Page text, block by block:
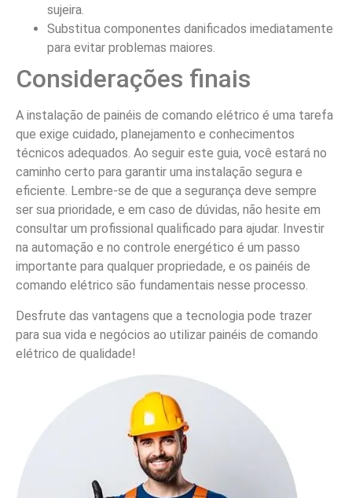
sujeira.
Substitua componentes danificados imediatamente
para evitar problemas maiores.
Considerações finais
A instalação de painéis de comando elétrico é uma tarefa
que exige cuidado, planejamento e conhecimentos
técnicos adequados. Ao seguir este guia, você estará no
caminho certo para garantir uma instalação segura e
eficiente. Lembre-se de que a segurança deve sempre
ser sua prioridade, e em caso de dúvidas, não hesite em
consultar um profissional qualificado para ajudar. Investir
na automação e no controle energético é um passo
importante para qualquer propriedade, e os painéis de
comando elétrico são fundamentais nesse processo.
Desfrute das vantagens que a tecnologia pode trazer
para sua vida e negócios ao utilizar painéis de comando
elétrico de qualidade!